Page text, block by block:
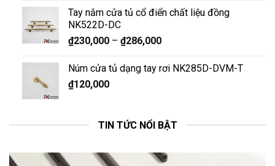
Tay nắm cửa tủ cổ điển chất liệu đồng
NK522D-DC
₫230,000– ₫286,000
Núm cửa tủ dạng tay rơi NK285D-DVM-T
₫120,000
TIN TỨC NỔI BẬT